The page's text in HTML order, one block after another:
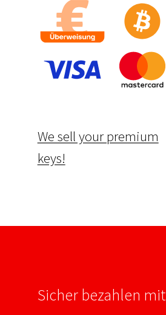
We sell your premium
keys!
Sicher bezahlen mit